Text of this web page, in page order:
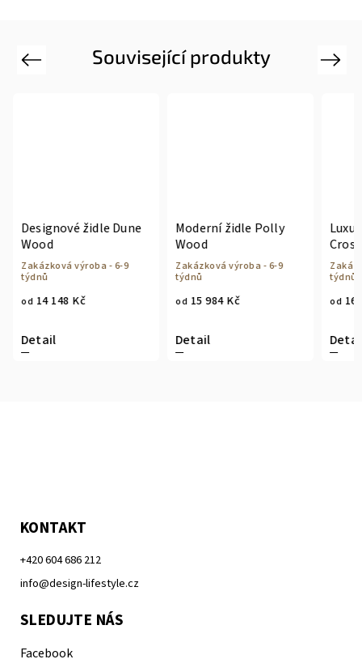
Související produkty
Previous
Designové židle Dune
Wood
Zakázková výroba - 6-9
týdnů
od14 148 Kč
Detail
Moderní židle Polly
Wood
Zakázková výroba - 6-9
týdnů
od15 984 Kč
Detail
Cross
týdnů
od16
Next
KONTAKT
+420 604 686 212
info@design-lifestyle.cz
SLEDUJTE NÁS
Facebook